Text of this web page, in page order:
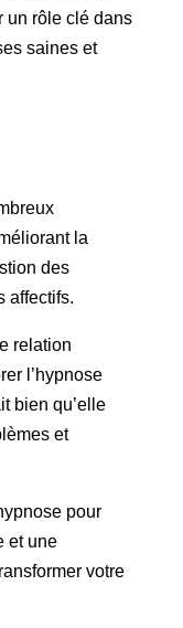
un rôle clé dans
saines et
la
des
affectifs.
relation
l’hypnose
bien qu’elle
et
pour
et une
votre